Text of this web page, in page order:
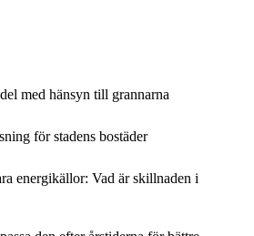
med hänsyn till grannarna
för stadens bostäder
energikällor: Vad är skillnaden i